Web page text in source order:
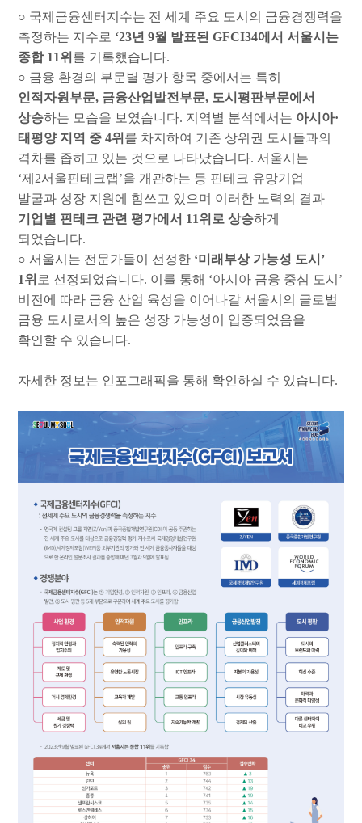
○ 국제금융센터지수는 전 세계 주요 도시의 금융경쟁력을
측정하는 지수로 ‘23년 9월 발표된 GFCI34에서 서울시는
종합 11위 를 기록했습니다.
○ 금융 환경의 부문별 평가 항목 중에서는 특히
인적자원부문, 금융산업발전부문, 도시평판부문에서
상승하는 모습을 보였습니다. 지역별 분석에서는 아시아·
태평양 지역 중 4위 를 차지하여 기존 상위권 도시들과의
격차를 좁히고 있는 것으로 나타났습니다. 서울시는
‘제 2서울핀테크랩’을 개관하는 등 핀테크 유망기업
발굴과 성장 지원에 힘쓰고 있으며 이러한 노력의 결과
기업별 핀테크 관련 평가에서 11위로 상승하게
되었습니다.
○ 서울시는 전문가들이 선정한 ‘미래부상 가능성 도시 ’
1위 로 선정되었습니다. 이를 통해 ‘아시아 금융 중심 도시 ’
비전에 따라 금융 산업 육성을 이어나갈 서울시의 글로벌
금융 도시로서의 높은 성장 가능성이 입증되었음을
확인할 수 있습니다.
자세한 정보는 인포그래픽을 통해 확인하실 수 있습니다.